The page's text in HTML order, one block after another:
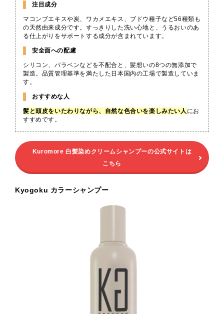
注目成分
マコンブエキスや炭、ワカメエキス、ブドウ種子など56種類も
の天然由来成分です。すっきりした洗い心地と、うるおいのあ
る仕上がりをサポートする成分が含まれています。
安全面への配慮
シリコン、パラベンなどを不配合と、髪想いの8つの無添加で
製造。品質管理基準を満たした日本国内の工場で製造していま
す。
おすすめな人
髪と頭皮をいたわりながら、自然な色合いを楽しみたい人 にお
すすめです。
Kuromore 白髪染めクリームシャンプーの公式サイトは
こちら
Kyogoku カラーシャンプー